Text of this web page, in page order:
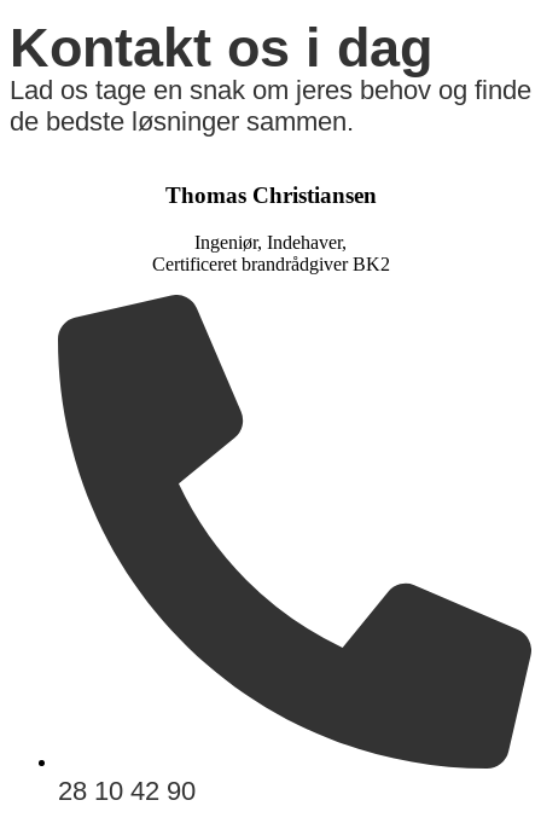
Kontakt os i dag
Lad os tage en snak om jeres behov og finde
de bedste løsninger sammen.
Thomas Christiansen
Ingeniør, Indehaver,
Certificeret brandrådgiver BK2
28 10 42 90